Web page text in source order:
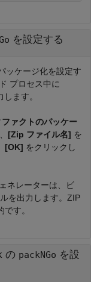
を設定する
ッケージ化を設定す
プロセス中に
ます。
ァクトのパッケー
[Zip ファイル名] を
[OK] をクリックし
ネレーターは、ビ
を出力します。ZIP
す。
の packNGo を設